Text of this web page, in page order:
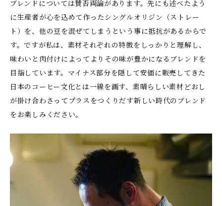
ブレンドについては賛否両論があります。先にも述べたよう
に生産者が心を込めて作ったシングルオリジン（ストレー
ト）を、他の豆を混ぜてしまうという事に抵抗があるからで
す。ですが私は、素材それぞれの特徴をしっかりと理解し、
味わいと肉付けによってよりその味が豊かになるブレンドを
目指しています。マイナス部分を隠して安価に販売してきた
日本のコーヒー文化とは一線を画す、素晴らしい素材どおし
が掛け合わさってプラスをつくりだす新しい時代のブレンド
をお楽しみください。